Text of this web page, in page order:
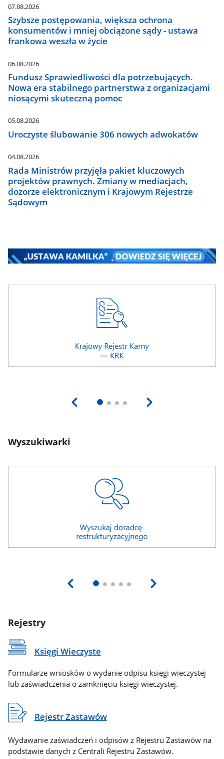
07.08.2026
Szybsze postępowania, większa ochrona
konsumentów i mniej obciążone sądy - ustawa
frankowa weszła w życie
06.08.2026
Fundusz Sprawiedliwości dla potrzebujących.
Nowa era stabilnego partnerstwa z organizacjami
niosącymi skuteczną pomoc
05.08.2026
Uroczyste ślubowanie 306 nowych adwokatów
04.08.2026
Rada Ministrów przyjęła pakiet kluczowych
projektów prawnych. Zmiany w mediacjach,
dozorze elektronicznym i Krajowym Rejestrze
Sądowym
Wyszukiwarki
Rejestry
Księgi Wieczyste
Formularze wniosków o wydanie odpisu księgi wieczystej
lub zaświadczenia o zamknięciu księgi wieczystej.
Rejestr Zastawów
Wydawanie zaświadczeń i odpisów z Rejestru Zastawów na
podstawie danych z Centrali Rejestru Zastawów.